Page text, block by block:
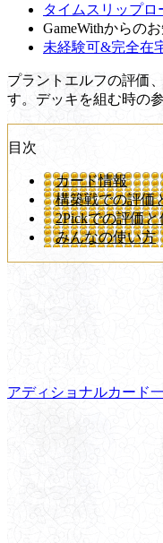
タイムスリップ
GameWithからの
未経験可&完全在
プラントエルフの評価
す。デッキを組む時の
目次
カード情報
構築戦での評価
2Pickでの評価
みんなの使い方
アディショナルカード